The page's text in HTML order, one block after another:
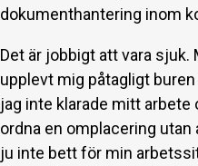
dokumenthantering inom
Det är jobbigt att vara sjuk.
upplevt mig påtagligt
jag inte klarade mitt
ordna en omplacering
ju inte bett för min